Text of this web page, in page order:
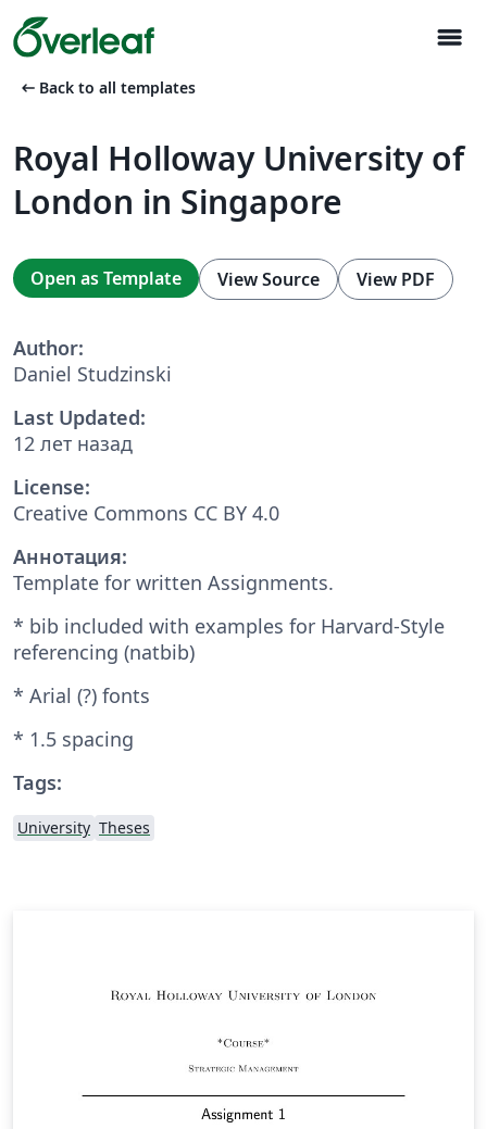
menu
arrow_left_alt Back to all templates
Royal Holloway University of
London in Singapore
Open as Template View Source View PDF
Author:
Daniel Studzinski
Last Updated:
12 лет назад
License:
Creative Commons CC BY 4.0
Аннотация:
Template for written Assignments.
* bib included with examples for Harvard-Style
referencing (natbib)
* Arial (?) fonts
* 1.5 spacing
Tags:
University Theses